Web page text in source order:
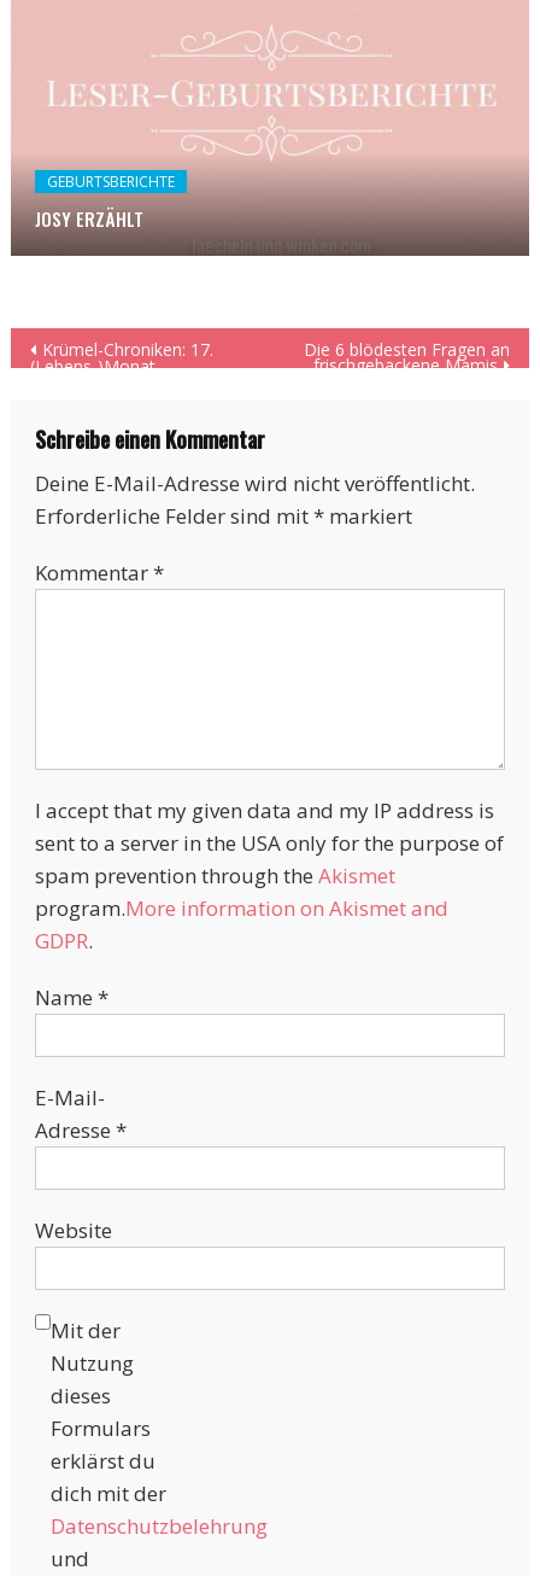
GEBURTSBERICHTE
JOSY ERZÄHLT
Beitragsnavigation
Krümel-Chroniken: 17.
(Lebens-)Monat
Die 6 blödesten Fragen an
frischgebackene Mamis
Schreibe einen Kommentar
Deine E-Mail-Adresse wird nicht veröffentlicht.
Erforderliche Felder sind mit*markiert
Kommentar*
I accept that my given data and my IP address is
sent to a server in the USA only for the purpose of
spam prevention through the Akismet
program.More information on Akismet and
GDPR.
Name *
E-Mail-
Adresse *
Website
Mit der
Nutzung
dieses
Formulars
erklärst du
dich mit der
Datenschutzbelehrung
und